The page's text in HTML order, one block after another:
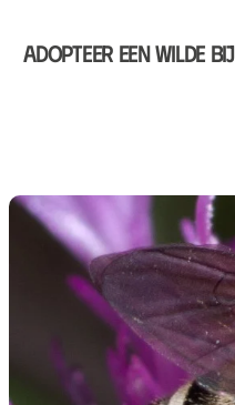
Adopteer een wilde bij